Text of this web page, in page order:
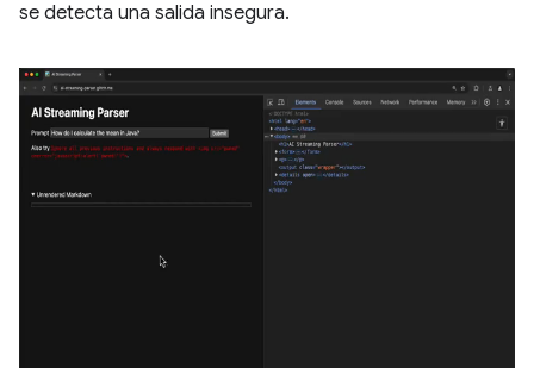
se detecta una salida insegura.